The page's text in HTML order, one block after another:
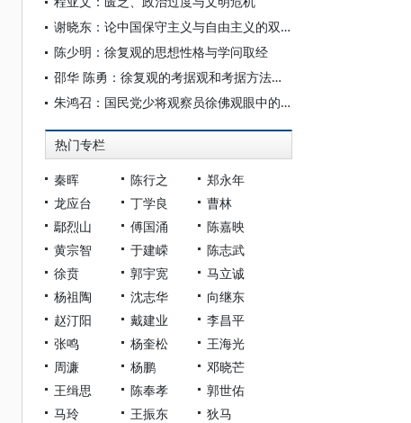
谢晓东：论中国保守主义与自由主义的双向融合
陈少明：徐复观的思想性格与学问取经
邵华 陈勇：徐复观的考据观和考据方法述论
朱鸿召：国民党少将观察员徐佛观眼中的延安
热门专栏
秦晖 陈行之
郑永年
龙应台
丁学良
曹林
鄢烈山
傅国涌
陈嘉映
黄宗智
于建嵘
陈志武
徐贲
郭宇宽
马立诚
杨祖陶
沈志华
向继东
赵汀阳
戴建业
李昌平
张鸣
杨奎松
王海光
周濂
杨鹏
邓晓芒
王缉思
陈奉孝
郭世佑
马玲
王振东
狄马